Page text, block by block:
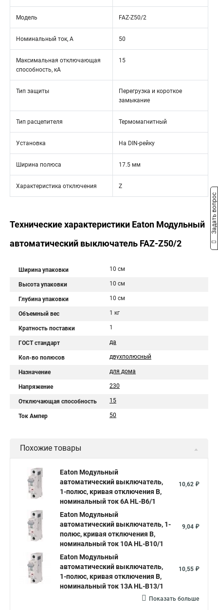
Модель FAZ-Z50/2
Номинальный ток, А 50
Максимальная отключающая
способность, кА
15
Тип защиты
Перегрузка и короткое
замыкание
Тип расцепителя Термомагнитный
Установка На DIN-рейку
Ширина полюса 17.5 мм
Характеристика отключения Z
Технические характеристики Eaton Модульный
автоматический выключатель FAZ-Z50/2
Ширина упаковки 10 см
Высота упаковки 10 см
Глубина упаковки 10 см
Объемный вес 1 кг
Кратность поставки 1
ГОСТ стандарт да
Кол-во полюсов двухполюсный
Назначение для дома
Напряжение 230
Отключающая способность 15
Ток Ампер 50
Похожие товары
Eaton Модульный
автоматический выключатель,
1-полюс, кривая отключения B,
номинальный ток 6А HL-B6/1
10,62 ₽
Eaton Модульный
автоматический выключатель, 1-
полюс, кривая отключения B,
номинальный ток 10А HL-B10/1
9,04 ₽
Eaton Модульный
автоматический выключатель,
1-полюс, кривая отключения B,
номинальный ток 13А HL-B13/1
10,55 ₽
Показать больше
Задать вопрос